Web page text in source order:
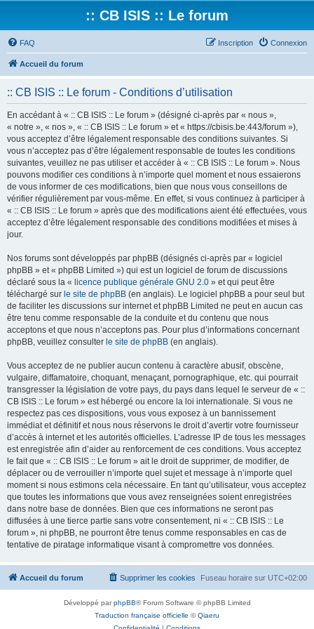
:: CB ISIS :: Le forum
FAQ Connexion
Inscription
Accueil du forum
:: CB ISIS :: Le forum - Conditions d’utilisation
En accédant à « :: CB ISIS :: Le forum » (désigné ci-après par « nous »,
« notre », « nos », « :: CB ISIS :: Le forum » et « https://cbisis.be:443/forum »),
vous acceptez d’être légalement responsable des conditions suivantes. Si
vous n’acceptez pas d’être légalement responsable de toutes les conditions
suivantes, veuillez ne pas utiliser et accéder à « :: CB ISIS :: Le forum ». Nous
pouvons modifier ces conditions à n’importe quel moment et nous essaierons
de vous informer de ces modifications, bien que nous vous conseillons de
vérifier régulièrement par vous-même. En effet, si vous continuez à participer à
« :: CB ISIS :: Le forum » après que des modifications aient été effectuées, vous
acceptez d’être légalement responsable des conditions modifiées et mises à
jour.
Nos forums sont développés par phpBB (désignés ci-après par « logiciel
phpBB » et « phpBB Limited ») qui est un logiciel de forum de discussions
déclaré sous la « licence publique générale GNU 2.0 » et qui peut être
téléchargé sur le site de phpBB (en anglais). Le logiciel phpBB a pour seul but
de faciliter les discussions sur internet et phpBB Limited ne peut en aucun cas
être tenu comme responsable de la conduite et du contenu que nous
acceptons et que nous n’acceptons pas. Pour plus d’informations concernant
phpBB, veuillez consulter le site de phpBB (en anglais).
Vous acceptez de ne publier aucun contenu à caractère abusif, obscène,
vulgaire, diffamatoire, choquant, menaçant, pornographique, etc. qui pourrait
transgresser la législation de votre pays, du pays dans lequel le serveur de « ::
CB ISIS :: Le forum » est hébergé ou encore la loi internationale. Si vous ne
respectez pas ces dispositions, vous vous exposez à un bannissement
immédiat et définitif et nous nous réservons le droit d’avertir votre fournisseur
d’accès à internet et les autorités officielles. L’adresse IP de tous les messages
est enregistrée afin d’aider au renforcement de ces conditions. Vous acceptez
le fait que « :: CB ISIS :: Le forum » ait le droit de supprimer, de modifier, de
déplacer ou de verrouiller n’importe quel sujet et message à n’importe quel
moment si nous estimons cela nécessaire. En tant qu’utilisateur, vous acceptez
que toutes les informations que vous avez renseignées soient enregistrées
dans notre base de données. Bien que ces informations ne seront pas
diffusées à une tierce partie sans votre consentement, ni « :: CB ISIS :: Le
forum », ni phpBB, ne pourront être tenus comme responsables en cas de
tentative de piratage informatique visant à compromettre vos données.
Accueil du forum Fuseau horaire sur UTC+02:00
Supprimer les cookies
Développé parphpBB® Forum Software © phpBB Limited
Traduction française officielle ©Qiaeru